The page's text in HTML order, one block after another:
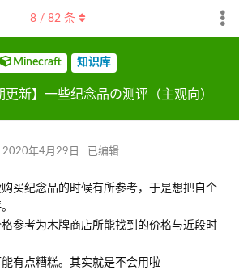
Minecraft 知识库
更新】一些纪念品の测评（主观向）
8/ 82条
2020年4月29日 已编辑
买纪念品的时候有所参考，于是想把自个
参考为木牌商店所能找到的价格与近段时
有点糟糕。 其实就是不会用啦